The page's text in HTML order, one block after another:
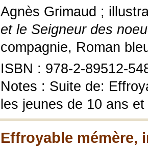
Agnès Grimaud ;
et le Seigneur des
compagnie, Roman
ISBN : 978-2-89512-
Notes : Suite de:
les jeunes de 10 ans
Effroyable mémère,